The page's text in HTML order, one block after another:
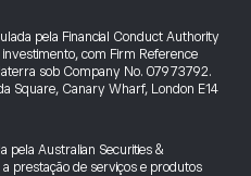
pela Financial Conduct Authority
com Firm Reference
sob Company No. 07973792.
Square, Canary Wharf, London E14
pela Australian Securities &
prestação de serviços e produtos